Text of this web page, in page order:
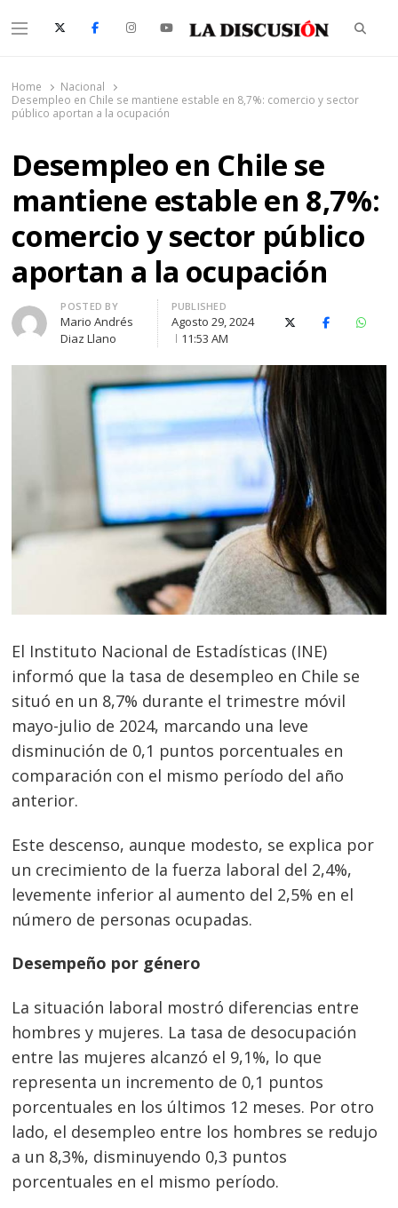
Menu
Home
Nacional
Desempleo en Chile se mantiene estable en 8,7%: comercio y sector
público aportan a la ocupación
Desempleo en Chile se
mantiene estable en 8,7%:
comercio y sector público
aportan a la ocupación
Author
POSTED BY
Mario Andrés
Diaz Llano
PUBLISHED
Agosto 29, 2024
11:53 AM
X (Twitter)Facebook
El Instituto Nacional de Estadísticas (INE)
informó que la tasa de desempleo en Chile se
situó en un 8,7% durante el trimestre móvil
mayo-julio de 2024, marcando una leve
disminución de 0,1 puntos porcentuales en
comparación con el mismo período del año
anterior.
Este descenso, aunque modesto, se explica por
un crecimiento de la fuerza laboral del 2,4%,
levemente inferior al aumento del 2,5% en el
número de personas ocupadas.
Desempeño por género
La situación laboral mostró diferencias entre
hombres y mujeres. La tasa de desocupación
entre las mujeres alcanzó el 9,1%, lo que
representa un incremento de 0,1 puntos
porcentuales en los últimos 12 meses. Por otro
lado, el desempleo entre los hombres se redujo
a un 8,3%, disminuyendo 0,3 puntos
porcentuales en el mismo período.